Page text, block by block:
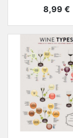
Pris
8,99 €